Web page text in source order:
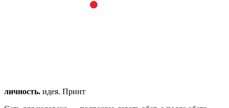
личность. идея. Принт